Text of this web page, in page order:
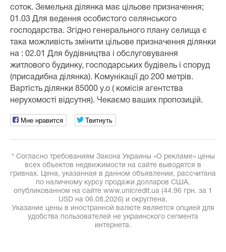
соток. Земельна ділянка має цільове призначення;
01.03 Для ведення особистого селянського
господарства. Згідно генерального плану селища є
така можливість змінити цільове призначення ділянки
на : 02.01 Для будівництва і обслуговування
житлового будинку, господарських будівель і споруд
(присадибна ділянка). Комунікації до 200 метрів.
Вартість ділянки 85000 у.о ( комісія агентства
нерухомості відсутня). Чекаємо ваших пропозицій.
Мне нравится Твитнуть
* Согласно требованиям Закона Украины «О рекламе» цены
всех объектов недвижимости на сайте выводятся в
гривнах. Цена, указанная в данном объявлении, рассчитана
по наличному курсу продажи долларов США,
опубликованном на сайте www.unicredit.ua (44.96 грн. за 1
USD на 06.08.2026) и округлена.
Указание цены в иностранной валюте является опцией для
удобства пользователей не украинского сегмента
интернета.